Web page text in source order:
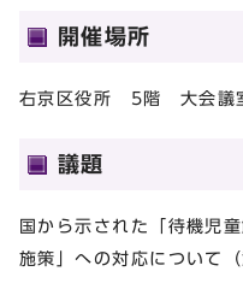
開催場所
右京区役所 5階 大会議
議題
国から示された「待機児
施策」への対応について（